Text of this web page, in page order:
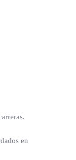
en